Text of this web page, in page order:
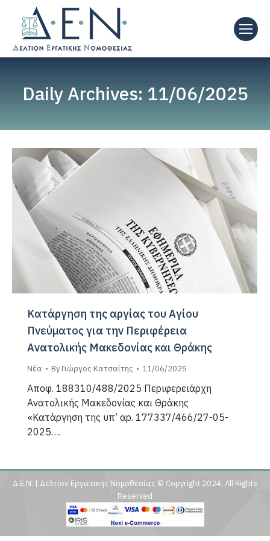
Daily Archives: 11/06/2025
Κατάργηση της αργίας του Αγίου
Πνεύματος για την Περιφέρεια
Ανατολικής Μακεδονίας και Θράκης
Νέα By Γιώργος Κατσαίτης 11/06/2025
Αποφ. 188310/488/2025 Περιφερειάρχη
Ανατολικής Μακεδονίας και Θράκης
«Κατάργηση της υπ’ αρ. 177337/466/27-05-
2025….
Δ.Ε.Ν. | Δελτίον Εργατικής Νομοθεσίας © Copyright 2024, All Rights
Reserved